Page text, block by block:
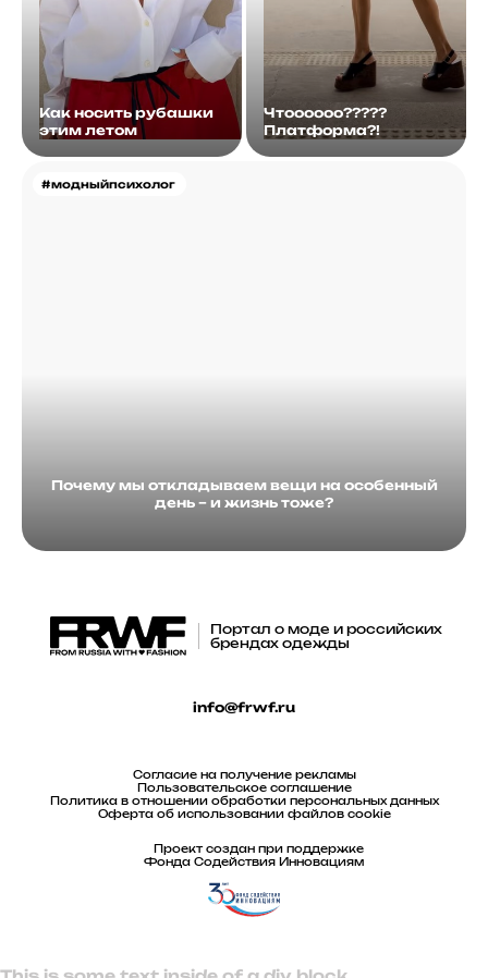
Как носить рубашки
этим летом
Чтоооооо?????
Платформа?!
#модныйпсихолог
Почему мы откладываем вещи на особенный
день – и жизнь тоже?
Портал о моде и российских
брендах одежды
info@frwf.ru
Согласие на получение рекламы
Пользовательское соглашение
Политика в отношении обработки персональных данных
Оферта об использовании файлов cookie
Проект создан при поддержке
Фонда Содействия Инновациям